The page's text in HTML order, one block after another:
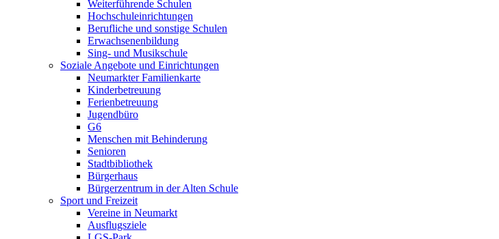
Weiterführende Schulen
Hochschuleinrichtungen
Berufliche und sonstige Schulen
Erwachsenenbildung
Sing- und Musikschule
Soziale Angebote und Einrichtungen
Neumarkter Familienkarte
Kinderbetreuung
Ferienbetreuung
Jugendbüro
G6
Menschen mit Behinderung
Senioren
Stadtbibliothek
Bürgerhaus
Bürgerzentrum in der Alten Schule
Sport und Freizeit
Vereine in Neumarkt
Ausflugsziele